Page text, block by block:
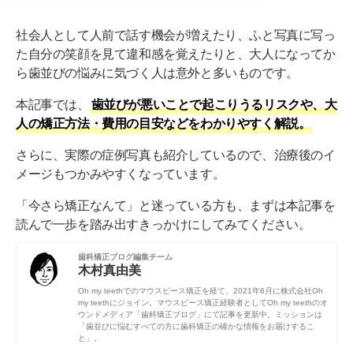
社会人として人前で話す機会が増えたり、ふと写真に写っ
た自分の笑顔を見て違和感を覚えたりと、大人になってか
ら歯並びの悩みに気づく人は意外と多いものです。
本記事では、
歯並びが悪いことで起こりうるリスクや、大
人の矯正方法・費用の目安などをわかりやすく解説。
さらに、実際の症例写真も紹介しているので、治療後のイ
メージもつかみやすくなっています。
「今さら矯正なんて」と迷っている方も、まずは本記事を
読んで一歩を踏み出すきっかけにしてみてください。
歯科矯正ブログ編集チーム
木村真由美
Oh my teethでのマウスピース矯正を経て、2021年6月に株式会社Oh
my teethにジョイン。マウスピース矯正経験者としてOh my teethのオ
ウンドメディア「歯科矯正ブログ」にて記事を更新中。ミッションは
「歯並びに悩むすべての方に歯科矯正の確かな情報をお届けするこ
と」。